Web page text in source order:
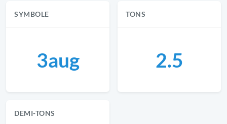
SYMBOLE
3aug
TONS
2.5
DEMI-TONS